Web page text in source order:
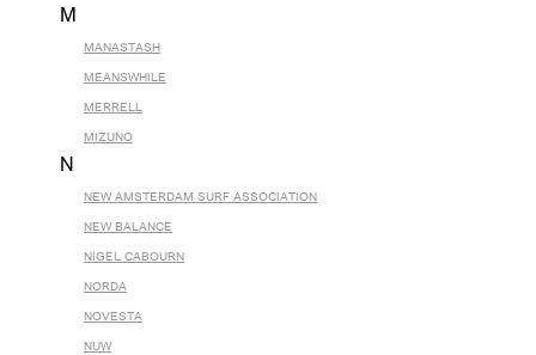
M
MANASTASH
MEANSWHILE
MERRELL
MIZUNO
N
NEW AMSTERDAM SURF ASSOCIATION
NEW BALANCE
NIGEL CABOURN
NORDA
NOVESTA
NUW